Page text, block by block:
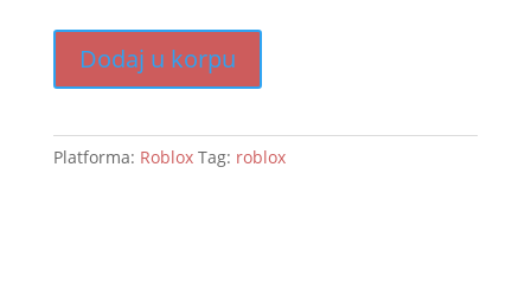
Dodaj u korpu
Platforma: Roblox Tag: roblox